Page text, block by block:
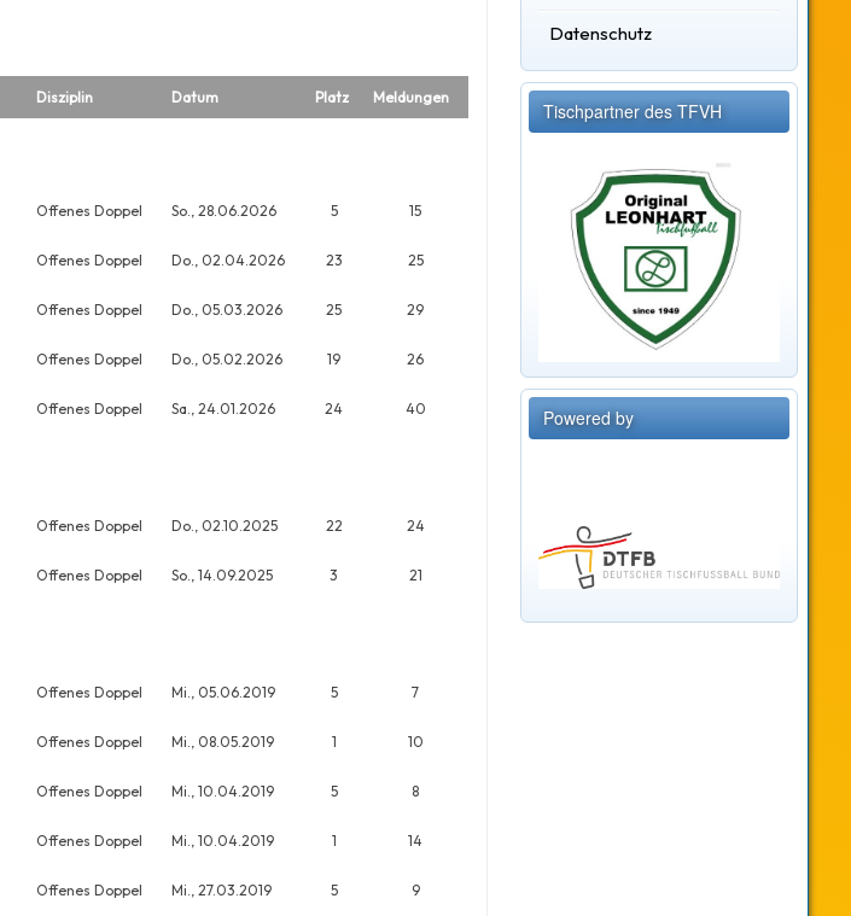
Disziplin Datum Platz Meldungen
Offenes Doppel So., 28.06.2026 5 15
Offenes Doppel Do., 02.04.2026 23 25
Offenes Doppel Do., 05.03.2026 25 29
Offenes Doppel Do., 05.02.2026 19 26
Offenes Doppel Sa., 24.01.2026 24 40
Offenes Doppel Do., 02.10.2025 22 24
Offenes Doppel So., 14.09.2025 3 21
Offenes Doppel Mi., 05.06.2019 5 7
Offenes Doppel Mi., 08.05.2019 1 10
Offenes Doppel Mi., 10.04.2019 5 8
Offenes Doppel Mi., 10.04.2019 1 14
Offenes Doppel Mi., 27.03.2019 5 9
Datenschutz
Tischpartner des TFVH
Powered by